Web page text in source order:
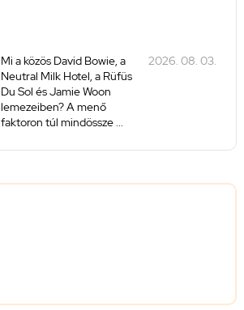
Mi a közös David Bowie, a
Neutral Milk Hotel, a Rüfüs
Du Sol és Jamie Woon
lemezeiben? A menő
faktoron túl mindössze ...
2026. 08. 03.